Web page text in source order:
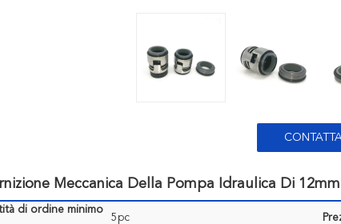
Meccanica Della Pompa Idraulica Di
di ordine minimo
5pc